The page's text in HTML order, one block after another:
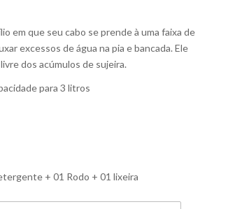
em que seu cabo se prende à uma faixa de
excessos de água na pia e bancada. Ele
dos acúmulos de sujeira.
para 3 litros
+ 01 Rodo + 01 lixeira